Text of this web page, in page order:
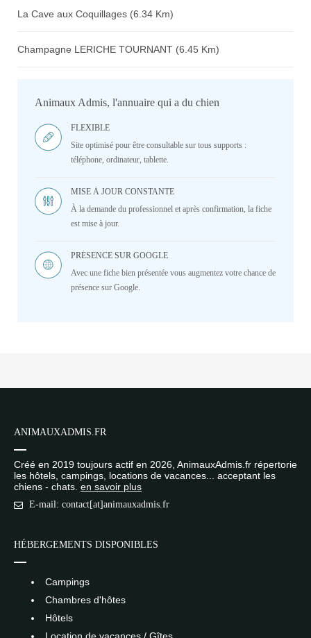
La Cave aux Coquillages (6.34 Km)
Champagne LERICHE TOURNANT (6.45 Km)
Animaux Admis, l'annuaire qui a du chien
FLEXIBLE
Site optimisé pour être consultable sur tous supports :
téléphone, ordinateur, tablette.
MISE À JOUR CONSTANTE
À la demande du professionnel et après confirmation, la fiche
est mise à jour.
PRÉSENCE SUR GOOGLE
Avec une fiche bien présentée vous augmentez votre chance de
présence sur Google.
ANIMAUXADMIS.FR
Créé en 2019 toujours actif en 2026, AnimauxAdmis.fr répertorie
les hôtels, campings, locations de vacances... acceptant les
chiens - chats. en savoir plus
E-mail: contact[at]animauxadmis.fr
HÉBERGEMENTS DISPONIBLES
Campings
Chambres d'hôtes
Hôtels